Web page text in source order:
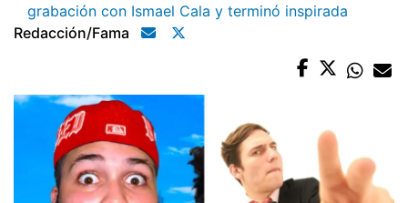
grabación con Ismael Cala y terminó inspirada
Redacción/fama